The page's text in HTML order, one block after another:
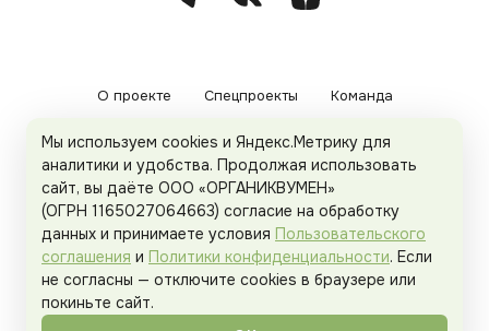
О проекте Спецпроекты Команда
Рекламодателям Политика конфиденциальности
Пользовательское соглашение
Organicwoman.ru . Все права защищены.
Мы используем cookies и Яндекс.Метрику для
аналитики и удобства. Продолжая использовать
сайт, вы даёте ООО «ОРГАНИКВУМЕН»
(ОГРН 1165027064663) согласие на обработку
данных и принимаете условия Пользовательского
соглашения и Политики конфиденциальности. Если
не согласны — отключите cookies в браузере или
покиньте сайт.